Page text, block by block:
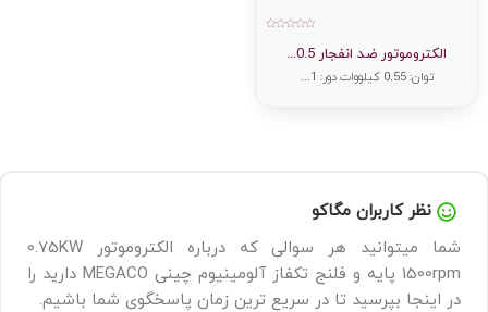
الکتروموتور ضد انفجار 0.5...
توان: 0.55 کیلووات دور: 1...
نظر کاربران مگاکو
شما میتوانید هر سوالی که درباره الکتروموتور 0.75KW
1500rpm پایه و فلنج تکفاز آلومینیوم چینی MEGACO دارید را
در اینجا بپرسید تا در سریع ترین زمان پاسخگوی شما باشیم.